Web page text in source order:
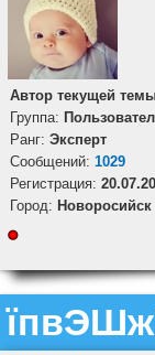
Автор текущей
Группа:
Ранг: Эксперт
Cообщений: 1029
Регистрация:
Город: Новоросийск